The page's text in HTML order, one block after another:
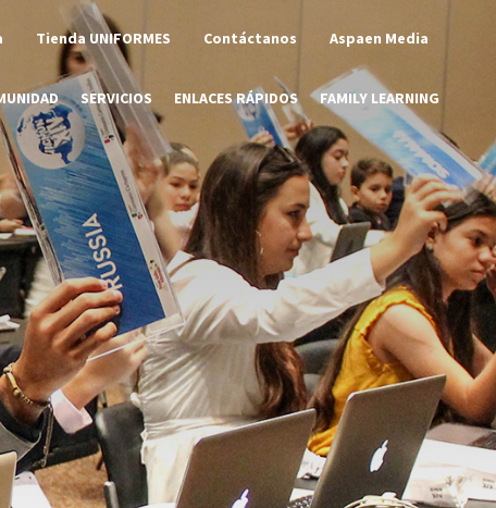
Tienda UNIFORMES Contáctanos Aspaen Media
SERVICIOS ENLACES RÁPIDOS FAMILY LEARNING